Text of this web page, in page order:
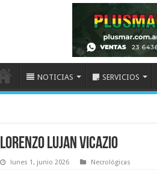
NOTICIAS SERVICIOS
Lorenzo Lujan Vicazio
lunes 1, junio 2026 Necrológicas